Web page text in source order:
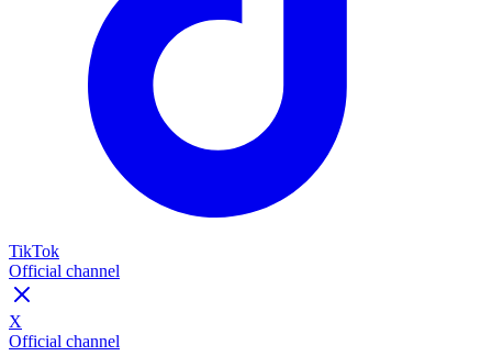
TikTok
Official channel
X
Official channel